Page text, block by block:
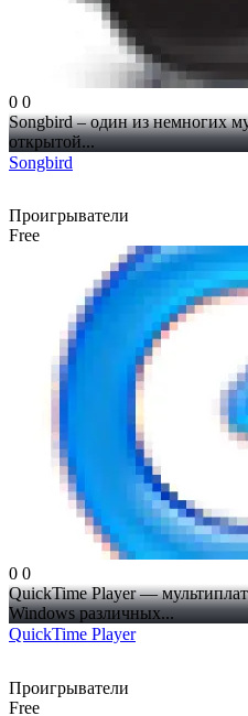
0 0
Songbird – один из немногих
открытой...
Songbird
Проигрыватели
Free
0 0
QuickTime Player —
Windows различных...
QuickTime Player
Проигрыватели
Free